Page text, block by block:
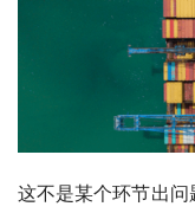
这不是某个环节出